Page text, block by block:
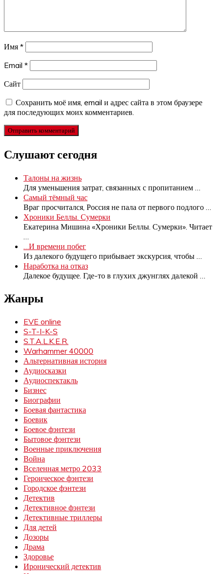
Имя *
Email *
Сайт
Сохранить моё имя, email и адрес сайта в этом браузере
для последующих моих комментариев.
Слушают сегодня
Талоны на жизнь
Для уменьшения затрат, связанных с пропитанием
Самый тёмный час
Враг просчитался, Россия не пала от первого подлого
Хроники Беллы. Сумерки
Екатерина Мишина «Хроники Беллы. Сумерки». Читает
…И времени побег
Из далекого будущего прибывает экскурсия, чтобы
Наработка на отказ
Далекое будущее. Где-то в глухих джунглях далекой
Жанры
EVE online
S-T-I-K-S
S.T.A.L.K.E.R.
Warhammer 40000
Альтернативная история
Аудиосказки
Аудиоспектакль
Бизнес
Биографии
Боевая фантастика
Боевик
Боевое фэнтези
Бытовое фэнтези
Военные приключения
Война
Вселенная метро 2033
Героическое фэнтези
Городское фэнтези
Детектив
Детективное фэнтези
Детективные триллеры
Для детей
Дозоры
Драма
Здоровье
Иронический детектив